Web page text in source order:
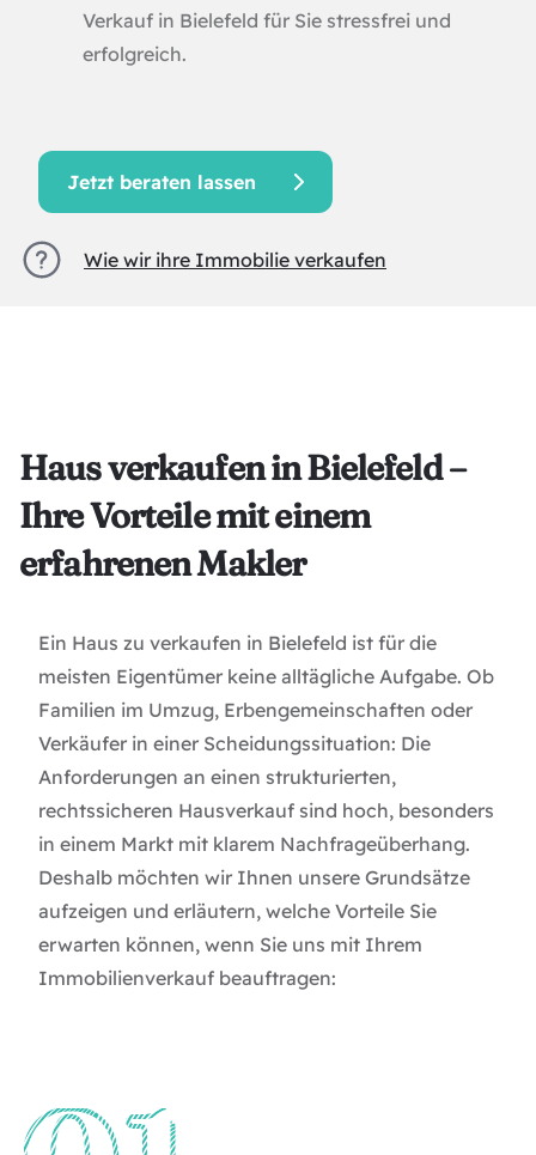
Verkauf in Bielefeld für Sie stressfrei und
erfolgreich.
Jetzt beraten lassen
Wie wir ihre Immobilie verkaufen
Haus verkaufen in Bielefeld –
Ihre Vorteile mit einem
erfahrenen Makler
Ein Haus zu verkaufen in Bielefeld ist für die
meisten Eigentümer keine alltägliche Aufgabe. Ob
Familien im Umzug, Erbengemeinschaften oder
Verkäufer in einer Scheidungssituation: Die
Anforderungen an einen strukturierten,
rechtssicheren Hausverkauf sind hoch, besonders
in einem Markt mit klarem Nachfrageüberhang.
Deshalb möchten wir Ihnen unsere Grundsätze
aufzeigen und erläutern, welche Vorteile Sie
erwarten können, wenn Sie uns mit Ihrem
Immobilienverkauf beauftragen: